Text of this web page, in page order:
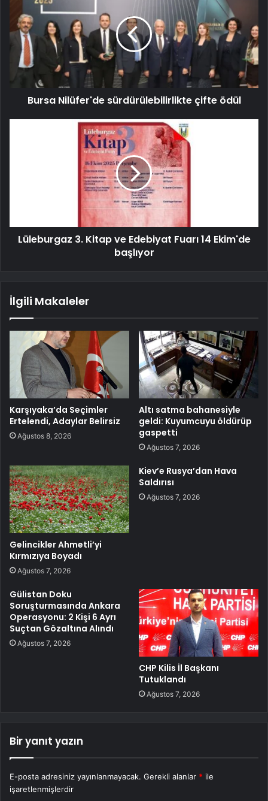
Bursa Nilüfer'de sürdürülebilirlikte çifte ödül
Lüleburgaz 3. Kitap ve Edebiyat Fuarı 14 Ekim'de
başlıyor
İlgili Makaleler
Karşıyaka’da Seçimler
Ertelendi, Adaylar Belirsiz
Ağustos 8, 2026
Altı satma bahanesiyle
geldi: Kuyumcuyu öldürüp
gaspetti
Ağustos 7, 2026
Gelincikler Ahmetli’yi
Kırmızıya Boyadı
Ağustos 7, 2026
Kiev’e Rusya’dan Hava
Saldırısı
Ağustos 7, 2026
Gülistan Doku
Soruşturmasında Ankara
Operasyonu: 2 Kişi 6 Ayrı
Suçtan Gözaltına Alındı
Ağustos 7, 2026
CHP Kilis İl Başkanı
Tutuklandı
Ağustos 7, 2026
Bir yanıt yazın
E-posta adresiniz yayınlanmayacak. Gerekli alanlar * ile
işaretlenmişlerdir